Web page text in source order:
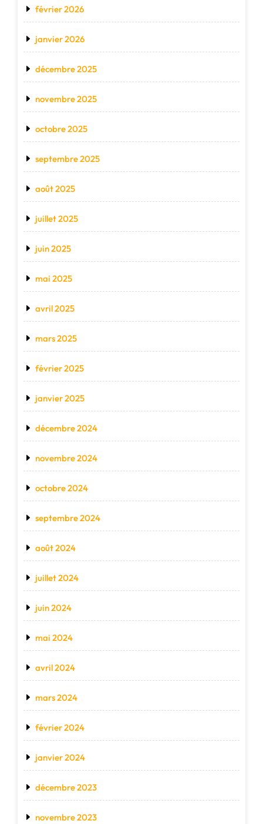
février 2026
janvier 2026
décembre 2025
novembre 2025
octobre 2025
septembre 2025
août 2025
juillet 2025
juin 2025
mai 2025
avril 2025
mars 2025
février 2025
janvier 2025
décembre 2024
novembre 2024
octobre 2024
septembre 2024
août 2024
juillet 2024
juin 2024
mai 2024
avril 2024
mars 2024
février 2024
janvier 2024
décembre 2023
novembre 2023